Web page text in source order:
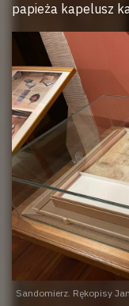
papieża kapelusz
Sandomierz. Rękopisy